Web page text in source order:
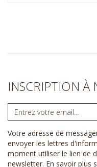
INSCRIPTION À
Votre adresse de
envoyer les lettres
moment utiliser le lien de
newsletter. En savoir plus